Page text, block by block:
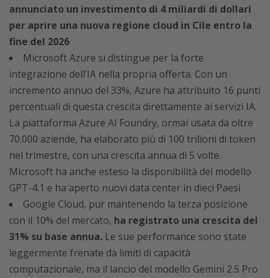
annunciato un investimento di 4 miliardi di dollari
per aprire una nuova regione cloud in Cile entro la
fine del 2026
Microsoft Azure si distingue per la forte
integrazione dell’IA nella propria offerta. Con un
incremento annuo del 33%, Azure ha attribuito 16 punti
percentuali di questa crescita direttamente ai servizi IA.
La piattaforma Azure AI Foundry, ormai usata da oltre
70.000 aziende, ha elaborato più di 100 trilioni di token
nel trimestre, con una crescita annua di 5 volte.
Microsoft ha anche esteso la disponibilità del modello
GPT-4.1 e ha aperto nuovi data center in dieci Paesi
Google Cloud, pur mantenendo la terza posizione
con il 10% del mercato, ha registrato una crescita del
31% su base annua. Le sue performance sono state
leggermente frenate da limiti di capacità
computazionale, ma il lancio del modello Gemini 2.5 Pro